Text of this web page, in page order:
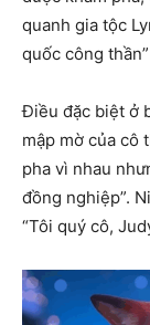
quanh gia tộc
quốc công
Điều đặc biệt ở
mập mờ của cô
pha vì nhau
đồng nghiệp”.
“Tôi quý cô,